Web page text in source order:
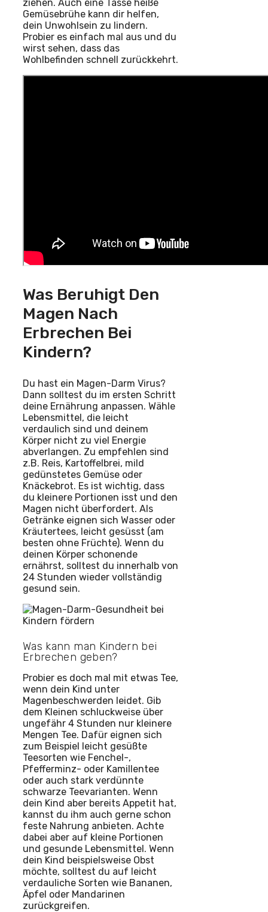
ziehen. Auch eine Tasse heiße
Gemüsebrühe kann dir helfen,
dein Unwohlsein zu lindern.
Probier es einfach mal aus und du
wirst sehen, dass das
Wohlbefinden schnell zurückkehrt.
Was Beruhigt Den
Magen Nach
Erbrechen Bei
Kindern?
Du hast ein Magen-Darm Virus?
Dann solltest du im ersten Schritt
deine Ernährung anpassen. Wähle
Lebensmittel, die leicht
verdaulich sind und deinem
Körper nicht zu viel Energie
abverlangen. Zu empfehlen sind
z.B. Reis, Kartoffelbrei, mild
gedünstetes Gemüse oder
Knäckebrot. Es ist wichtig, dass
du kleinere Portionen isst und den
Magen nicht überfordert. Als
Getränke eignen sich Wasser oder
Kräutertees, leicht gesüsst (am
besten ohne Früchte). Wenn du
deinen Körper schonende
ernährst, solltest du innerhalb von
24 Stunden wieder vollständig
gesund sein.
Was kann man Kindern bei
Erbrechen geben?
Probier es doch mal mit etwas Tee,
wenn dein Kind unter
Magenbeschwerden leidet. Gib
dem Kleinen schluckweise über
ungefähr 4 Stunden nur kleinere
Mengen Tee. Dafür eignen sich
zum Beispiel leicht gesüßte
Teesorten wie Fenchel-,
Pfefferminz- oder Kamillentee
oder auch stark verdünnte
schwarze Teevarianten. Wenn
dein Kind aber bereits Appetit hat,
kannst du ihm auch gerne schon
feste Nahrung anbieten. Achte
dabei aber auf kleine Portionen
und gesunde Lebensmittel. Wenn
dein Kind beispielsweise Obst
möchte, solltest du auf leicht
verdauliche Sorten wie Bananen,
Äpfel oder Mandarinen
zurückgreifen.